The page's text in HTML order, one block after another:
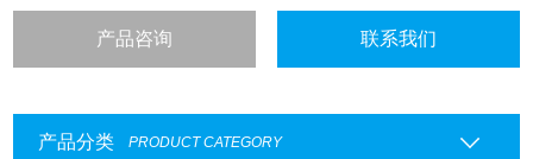
产品咨询 联系我们
产品分类 PRODUCT CATEGORY